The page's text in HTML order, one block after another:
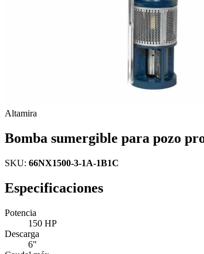
Altamira
Bomba sumergible para pozo
SKU: 66NX1500-3-1A-1B1C
Especificaciones
Potencia
150 HP
Descarga
6"